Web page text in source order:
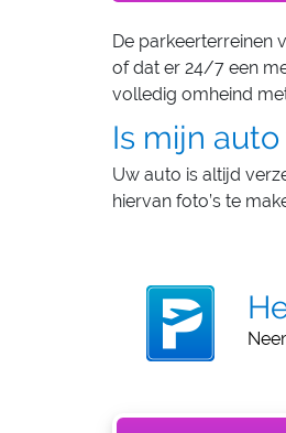
De parkeerterreinen
of dat er 24/7 een
volledig omheind
Is mijn
Uw auto is altijd
hiervan foto’s te